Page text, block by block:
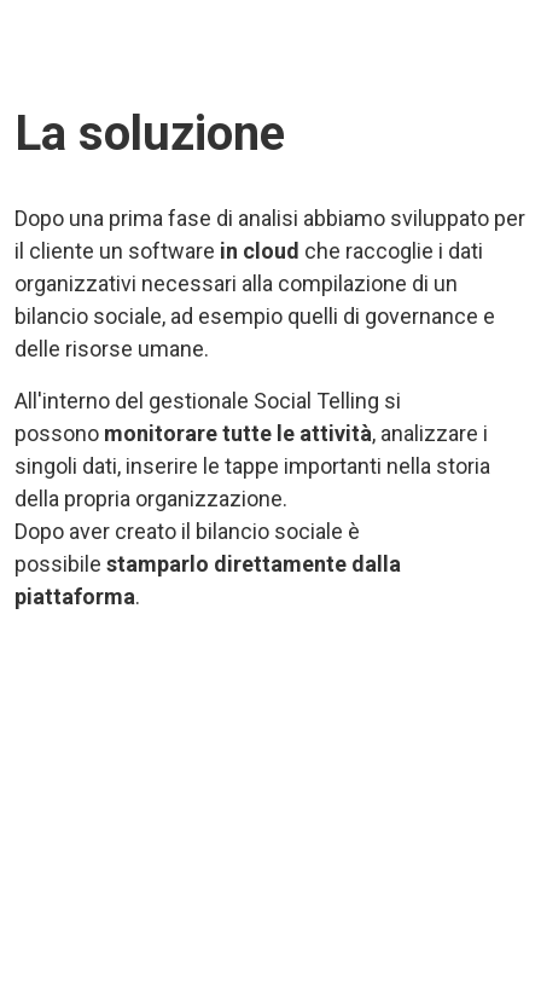
La soluzione
Dopo una prima fase di analisi abbiamo sviluppato per
il cliente un software in cloud che raccoglie i dati
organizzativi necessari alla compilazione di un
bilancio sociale, ad esempio quelli di governance e
delle risorse umane.
All'interno del gestionale Social Telling si
possono monitorare tutte le attività, analizzare i
singoli dati, inserire le tappe importanti nella storia
della propria organizzazione.
Dopo aver creato il bilancio sociale è
possibile stamparlo direttamente dalla
piattaforma.